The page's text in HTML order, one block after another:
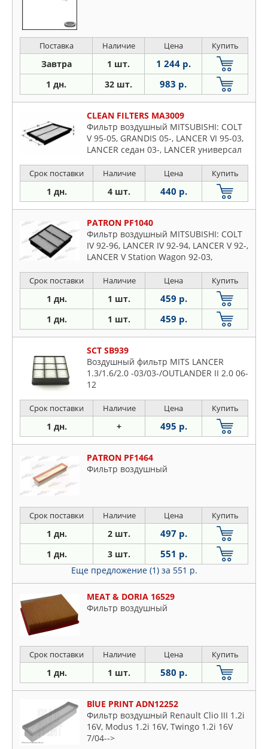
Поставка Наличие Цена Купить
Завтра 1 шт. 1 244 р.
1 дн. 32 шт. 983 р.
CLEAN FILTERS MA3009
Фильтр воздушный MITSUBISHI: COLT
V 95-05, GRANDIS 05-, LANCER VI 95-03,
LANCER седан 03-, LANCER универсал
Срок поставки Наличие Цена Купить
1 дн. 4 шт. 440 р.
PATRON PF1040
Фильтр воздушный MITSUBISHI: COLT
IV 92-96, LANCER IV 92-94, LANCER V 92-,
LANCER V Station Wagon 92-03,
400 94-, PERSONA 400 хеч
Срок поставки Наличие Цена Купить
1 дн. 1 шт. 459 р.
1 дн. 1 шт. 459 р.
SCT SB939
Воздушный фильтр MITS LANCER
1.3/1.6/2.0 -03/03-/OUTLANDER II 2.0 06-
12
Срок поставки Наличие Цена Купить
1 дн. + 495 р.
PATRON PF1464
Фильтр воздушный
Срок поставки Наличие Цена Купить
1 дн. 2 шт. 497 р.
1 дн. 3 шт. 551 р.
Еще предложение (1) за 551 р.
MEAT & DORIA 16529
Фильтр воздушный
Срок поставки Наличие Цена Купить
1 дн. 1 шт. 580 р.
BlUE PRINT ADN12252
Фильтр воздушный Renault Clio III 1.2i
16V, Modus 1.2i 16V, Twingo 1.2i 16V
7/04-->